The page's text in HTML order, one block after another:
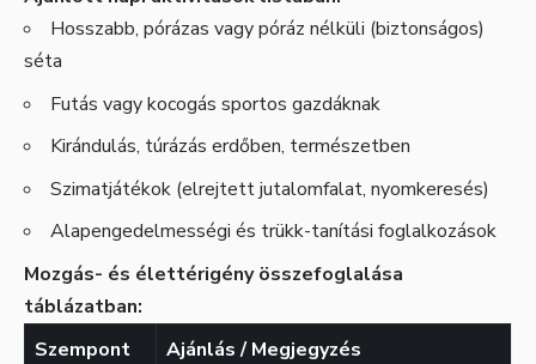
Hosszabb, pórázas vagy póráz nélküli (biztonságos)
séta
Futás vagy kocogás sportos gazdáknak
Kirándulás, túrázás erdőben, természetben
Szimatjátékok (elrejtett jutalomfalat, nyomkeresés)
Alapengedelmességi és trükk-tanítási foglalkozások
Mozgás- és élettérigény összefoglalása
táblázatban:
Szempont
Ajánlás / Megjegyzés